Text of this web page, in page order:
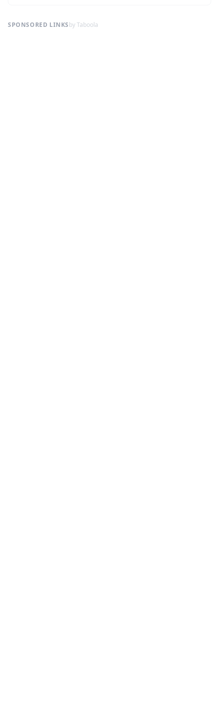
SPONSORED LINKSby Taboola